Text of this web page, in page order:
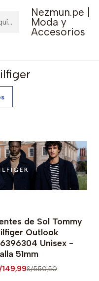
Nezmun.pe |
Moda y
Accesorios
mayores a S/ 150
-73% OFFde Sol Tommy
Outlook
Unisex -
51mm
149,99S/550,50